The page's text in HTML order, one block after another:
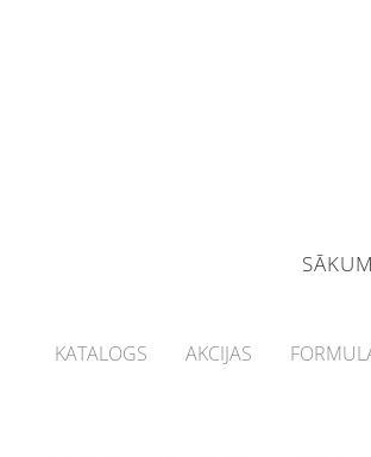
KATALOGS AKCIJAS